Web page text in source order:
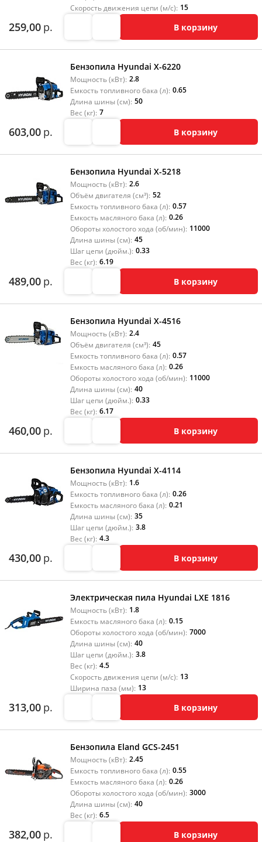
Скорость движения цепи (м/с): 15
259,00 р. В корзину
Бензопила Hyundai X-6220
Мощность (кВт): 2.8
Емкость топливного бака (л): 0.65
Длина шины (см): 50
Вес (кг): 7
603,00 р. В корзину
Бензопила Hyundai X-5218
Мощность (кВт): 2.6
Объём двигателя (см³): 52
Емкость топливного бака (л): 0.57
Емкость масляного бака (л): 0.26
Обороты холостого хода (об/мин): 11000
Длина шины (см): 45
Шаг цепи (дюйм.): 0.33
Вес (кг): 6.19
489,00 р. В корзину
Бензопила Hyundai X-4516
Мощность (кВт): 2.4
Объём двигателя (см³): 45
Емкость топливного бака (л): 0.57
Емкость масляного бака (л): 0.26
Обороты холостого хода (об/мин): 11000
Длина шины (см): 40
Шаг цепи (дюйм.): 0.33
Вес (кг): 6.17
460,00 р. В корзину
Бензопила Hyundai X-4114
Мощность (кВт): 1.6
Емкость топливного бака (л): 0.26
Емкость масляного бака (л): 0.21
Длина шины (см): 35
Шаг цепи (дюйм.): 3.8
Вес (кг): 4.3
430,00 р. В корзину
Электрическая пила Hyundai LXE 1816
Мощность (кВт): 1.8
Емкость масляного бака (л): 0.15
Обороты холостого хода (об/мин): 7000
Длина шины (см): 40
Шаг цепи (дюйм.): 3.8
Вес (кг): 4.5
Скорость движения цепи (м/с): 13
Ширина паза (мм): 13
313,00 р. В корзину
Бензопила Eland GCS-2451
Мощность (кВт): 2.45
Емкость топливного бака (л): 0.55
Емкость масляного бака (л): 0.26
Обороты холостого хода (об/мин): 3000
Длина шины (см): 40
Вес (кг): 6.5
382,00 р. В корзину